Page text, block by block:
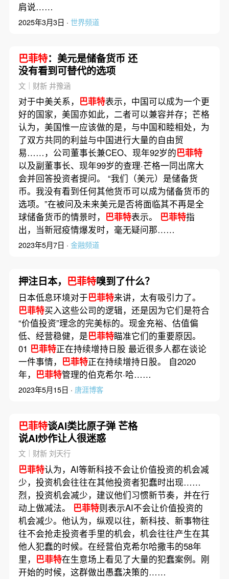
肩说……
2025年3月3日 · 世界频道
巴菲特：美元是储备货币 还
没有看到可替代的选项
文｜财新 井豫涵
对于中美关系， 巴菲特表示，中国可以成为一个更
好的国家，美国亦如此，二者可以兼容并存；芒格
认为，美国惟一应该做的是，与中国和睦相处，为
了双方共同的利益与中国进行大量的自由贸
易……，公司董事长兼CEO、现年92岁的巴菲特
以及副董事长、现年99岁的查理·芒格一同出席大
会并回答投资者提问。 “我们（美元）是储备货
币。我没有看到任何其他货币可以成为储备货币的
选项。”在被问及未来美元是否将面临其不再是全
球储备货币的情景时， 巴菲特表示。 巴菲特指
出，当新冠疫情爆发时，毫无疑问那……
2023年5月7日 · 金融频道
押注日本， 巴菲特嗅到了什么？
日本低息环境对于巴菲特来讲，太有吸引力了。
巴菲特买入这些公司的逻辑，还是因为它们是符合
“价值投资”理念的完美标的。现金充裕、估值偏
低、经营稳健，是巴菲特瞄准它们的重要原因。
01 巴菲特正在持续增持日股 最近很多人都在谈论
一件事情， 巴菲特正在持续增持日股。 自2020
年， 巴菲特管理的伯克希尔·哈……
2023年5月15日 · 唐涯博客
巴菲特谈AI类比原子弹 芒格
说AI炒作让人很迷惑
文｜财新 刘天行
巴菲特认为，AI等新科技不会让价值投资的机会减
少，投资机会往往在其他投资者犯蠢时出现……
烈，投资机会减少，建议他们习惯新节奏，并在行
动上做减法。 巴菲特则表示AI不会让价值投资的
机会减少。他认为，纵观以往，新科技、新事物往
往不会抢走投资者手里的机会，机会往往产生在其
他人犯蠢的时候。在经营伯克希尔哈撒韦的58年
里， 巴菲特在生意场上看见了大量的犯蠢案例。刚
开始的时候，这群做出愚蠢决策的……